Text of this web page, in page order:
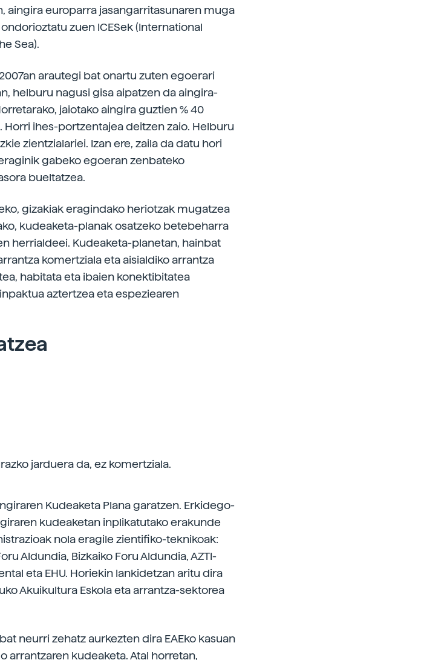
aingira europarra jasangarritasunaren muga
zuen ICESek (International
Sea).
arautegi bat onartu zuten egoerari
helburu nagusi gisa aipatzen da aingira-
jaiotako aingira guztien % 40
Horri ihes-portzentajea deitzen zaio. Helburu
zientzialariei. Izan ere, zaila da datu hori
gabeko egoeran zenbateko
bueltatzea.
gizakiak eragindako heriotzak mugatzea
kudeaketa-planak osatzeko betebeharra
herrialdeei. Kudeaketa-planetan, hainbat
komertziala eta aisialdiko arrantza
habitata eta ibaien konektibitatea
aztertzea eta espeziearen
jarduera da, ez komertziala.
Kudeaketa Plana garatzen. Erkidego-
kudeaketan inplikatutako erakunde
nola eragile zientifiko-teknikoak:
Aldundia, Bizkaiko Foru Aldundia, AZTI-
eta EHU. Horiekin lankidetzan aritu dira
Akuikultura Eskola eta arrantza-sektorea
neurri zehatz aurkezten dira EAEko kasuan
arrantzaren kudeaketa. Atal horretan,